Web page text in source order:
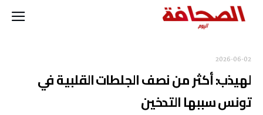
2026-06-02
لهيذب: أكثر من نصف الجلطات القلبية في
تونس سببها التدخين